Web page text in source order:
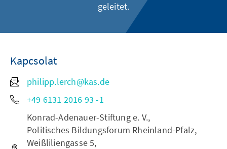
geleitet.
Kapcsolat
philipp.lerch@kas.de
+49 6131 2016 93 -1
Konrad-Adenauer-Stiftung e. V.,
Politisches Bildungsforum Rheinland-Pfalz,
Weißliliengasse 5,